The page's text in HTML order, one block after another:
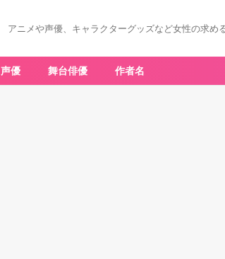
アニメや声優、キャラクターグッズなど女性の求め
声優 舞台俳優 作者名